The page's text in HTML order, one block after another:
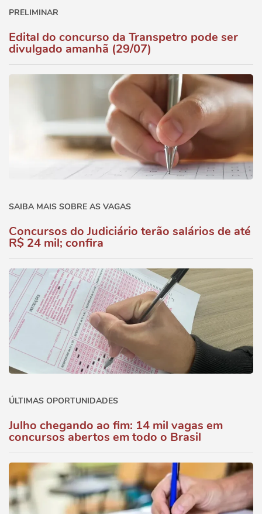
PRELIMINAR
Edital do concurso da Transpetro pode ser
divulgado amanhã (29/07)
SAIBA MAIS SOBRE AS VAGAS
Concursos do Judiciário terão salários de até
R$ 24 mil; confira
ÚLTIMAS OPORTUNIDADES
Julho chegando ao fim: 14 mil vagas em
concursos abertos em todo o Brasil